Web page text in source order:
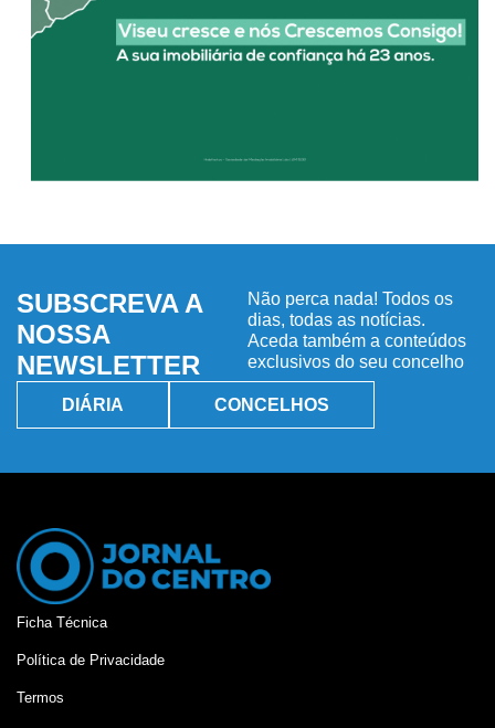
SUBSCREVA A
NOSSA
NEWSLETTER
Não perca nada! Todos os
dias, todas as notícias.
Aceda também a conteúdos
exclusivos do seu concelho
DIÁRIA CONCELHOS
Ficha Técnica
Política de Privacidade
Termos